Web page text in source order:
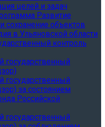
целей и задач
Развитие
сохранение объектов
в Ульяновской области
контроль
государственный
государственный
за состоянием
Российской
государственный